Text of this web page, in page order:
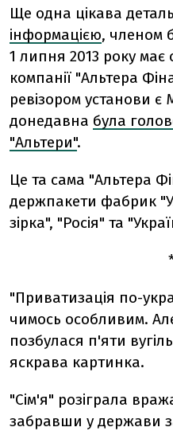
Ще одна цікава
інформацією, членом
1 липня 2013 року має
компанії "Альтера
ревізором установи
донедавна була
"Альтери".
Це та сама "Альтера
держпакети фабрик
зірка", "Росія" та
"Приватизація по-
чимось особливим.
позбулася п'яти
яскрава картинка.
"Сім'я" розіграла
забравши у держави